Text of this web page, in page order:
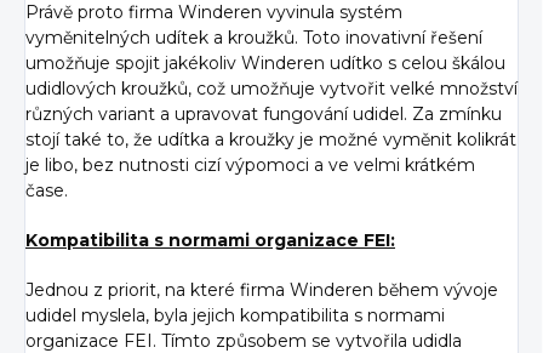
Právě proto firma Winderen vyvinula systém
vyměnitelných udítek a kroužků. Toto inovativní řešení
umožňuje spojit jakékoliv Winderen udítko s celou škálou
udidlových kroužků, což umožňuje vytvořit velké množství
různých variant a upravovat fungování udidel. Za zmínku
stojí také to, že udítka a kroužky je možné vyměnit kolikrát
je libo, bez nutnosti cizí výpomoci a ve velmi krátkém
čase.
Kompatibilita s normami organizace FEI:
Jednou z priorit, na které firma Winderen během vývoje
udidel myslela, byla jejich kompatibilita s normami
organizace FEI. Tímto způsobem se vytvořila udidla